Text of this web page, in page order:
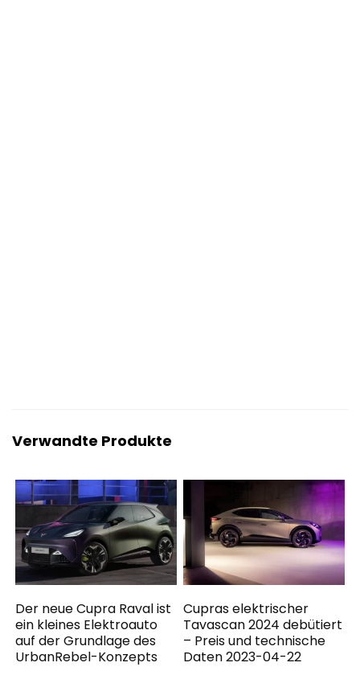
Verwandte Produkte
Der neue Cupra Raval ist
ein kleines Elektroauto
auf der Grundlage des
UrbanRebel-Konzepts
Cupras elektrischer
Tavascan 2024 debütiert
– Preis und technische
Daten 2023-04-22